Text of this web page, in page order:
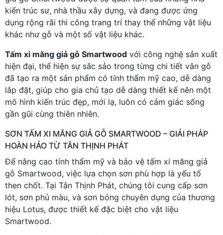
kiến trúc sư, nhà thầu xây dựng, và đang được ứng
dụng rộng rãi thi công trang trí thay thế những vật liệu
khác như gỗ và một số vật liệu khác.
Tấm xi măng giả gỗ Smartwood với công nghệ sản xuất
hiện đại, thể hiện sự sắc sảo trong từng chi tiết vân gỗ
đã tạo ra một sản phẩm có tính thẩm mỹ cao, dễ dàng
lắp đặt, giúp cho gia chủ tạo dễ dàng thiết kế nên một
mô hình kiến trúc đẹp, mới lạ, luôn có cảm giác sống
gần gũi cùng thiên nhiên.
SƠN TẤM XI MĂNG GIẢ GỖ SMARTWOOD – GIẢI PHÁP
HOÀN HẢO TỪ TÂN THỊNH PHÁT
Để nâng cao tính thẩm mỹ và bảo vệ tấm xi măng giả
gỗ Smartwood, việc lựa chọn sơn phù hợp là yếu tố
then chốt. Tại Tân Thịnh Phát, chúng tôi cung cấp sơn
lót, sơn phủ màu, và sơn bóng chuyên dụng của thương
hiệu Lotus, được thiết kế đặc biệt cho vật liệu
Smartwood.